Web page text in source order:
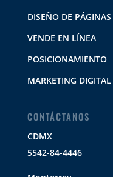
DISEÑO DE
VENDE EN LÍNEA
POSICIONAMIENTO
MARKETING DIGITAL
CONTÁCTANOS
CDMX
5542-84-4446